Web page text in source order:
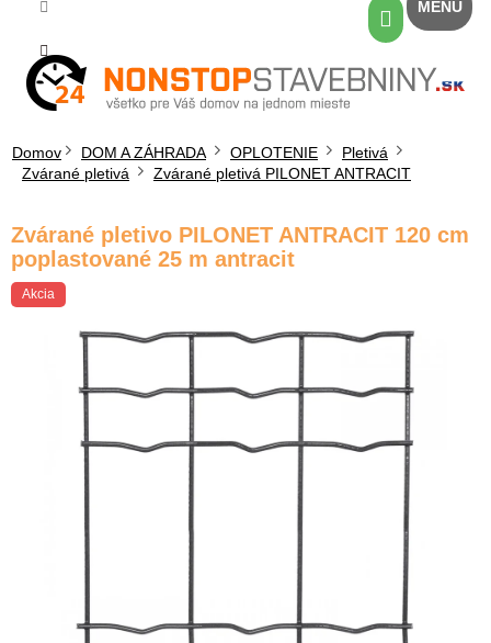
obsah
Nákupný
košík
Domov DOM A ZÁHRADA OPLOTENIE
Pletivá
Zvárané pletivá
Zvárané pletivá PILONET ANTRACIT
Zvárané pletivo PILONET ANTRACIT 120 cm
poplastované 25 m antracit
Akcia